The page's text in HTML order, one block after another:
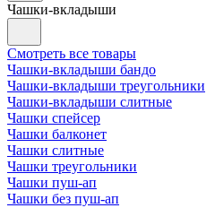
Чашки-вкладыши
Смотреть все товары
Чашки-вкладыши бандо
Чашки-вкладыши треугольники
Чашки-вкладыши слитные
Чашки спейсер
Чашки балконет
Чашки слитные
Чашки треугольники
Чашки пуш-ап
Чашки без пуш-ап